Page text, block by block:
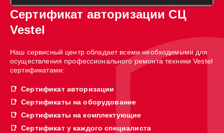
Сертификат авторизации СЦ
Vestel
Наш сервисный центр обладает всеми необходимыми для
осуществления профессионального ремонта техники Vestel
сертификатами:
Сертификат авторизации
Сертификаты на оборудование
Сертификаты на комплектующие
Сертификат у каждого специалиста